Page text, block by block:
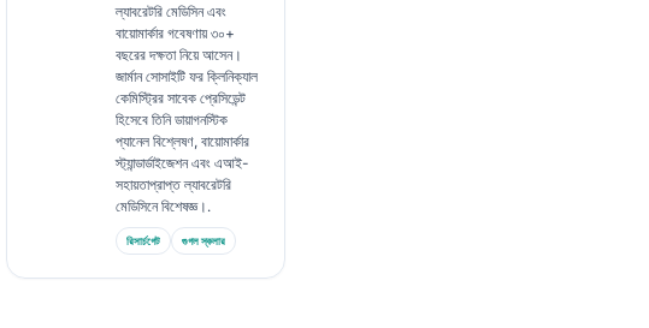
ল্যাবরেটরি মেডিসিন এবং
বায়োমার্কার গবেষণায় ৩০+
বছরের দক্ষতা নিয়ে আসেন।
জার্মান সোসাইটি ফর ক্লিনিক্যাল
কেমিস্ট্রির সাবেক প্রেসিডেন্ট
হিসেবে তিনি ডায়াগনস্টিক
প্যানেল বিশ্লেষণ, বায়োমার্কার
স্ট্যান্ডার্ডাইজেশন এবং এআই-
সহায়তাপ্রাপ্ত ল্যাবরেটরি
মেডিসিনে বিশেষজ্ঞ।.
রিসার্চগেট গুগল স্কলার